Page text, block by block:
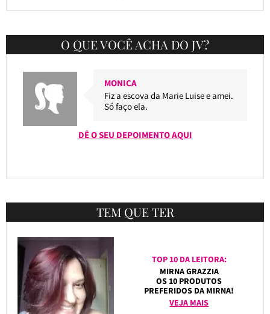
O QUE VOCÊ ACHA DO JV?
MONICA
Fiz a escova da Marie Luise e amei.
Só faço ela.
DÊ O SEU DEPOIMENTO AQUI
TEM QUE TER
TOP 10 DA LEITORA:
MIRNA GRAZZIA
OS 10 PRODUTOS
PREFERIDOS DA MIRNA!
VEJA MAIS